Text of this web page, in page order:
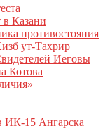
в Казани
противостояния
ут-Тахрир
Иеговы
Котова
ИК-15 Ангарска